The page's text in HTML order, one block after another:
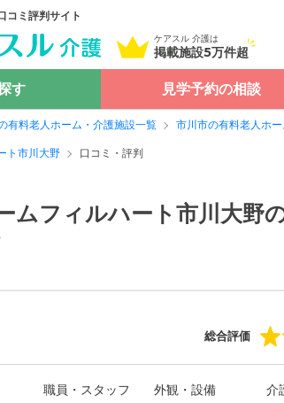
コミ評判サイト
ケアスル 介護は
掲載施設5万件超
す 見学予約の相談
有料老人ホーム・介護施設一覧 市川市の有料老人ホ
ト市川大野 口コミ・評判
ムフィルハート市川大野
総合評価
職員・スタッフ 外観・設備 介